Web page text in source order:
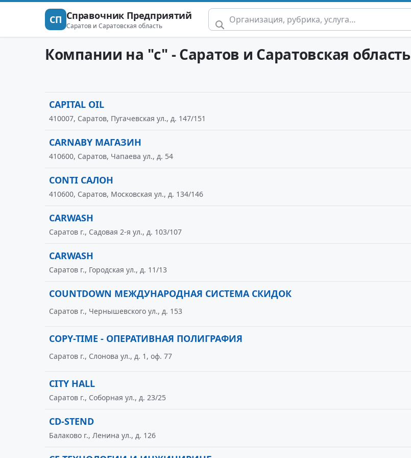
СП Справочник Предприятий
Саратов и Саратовская область
Компании на "c" - Саратов и Саратовская область
CAPITAL OIL
410007, Саратов, Пугачевская ул., д. 147/151
CARNABY МАГАЗИН
410600, Саратов, Чапаева ул., д. 54
CONTI САЛОН
410600, Саратов, Московская ул., д. 134/146
CARWASH
Саратов г., Садовая 2-я ул., д. 103/107
CARWASH
Саратов г., Городская ул., д. 11/13
COUNTDOWN МЕЖДУНАРОДНАЯ СИСТЕМА СКИДОК
Саратов г., Чернышевского ул., д. 153
COPY-TIME - ОПЕРАТИВНАЯ ПОЛИГРАФИЯ
Саратов г., Слонова ул., д. 1, оф. 77
CITY HALL
Саратов г., Соборная ул., д. 23/25
CD-STEND
Балаково г., Ленина ул., д. 126